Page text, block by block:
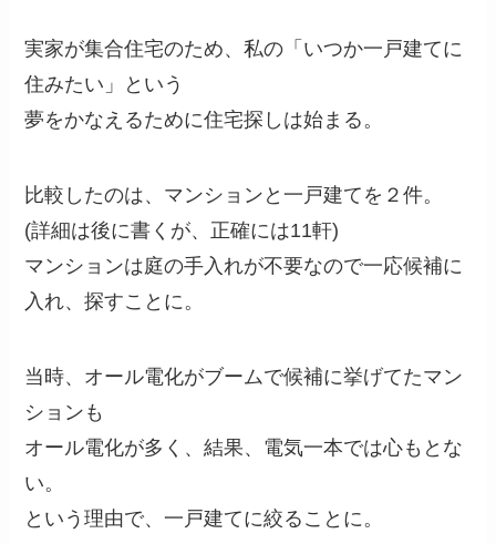
実家が集合住宅のため、私の「いつか一戸建てに
住みたい」という
夢をかなえるために住宅探しは始まる。
比較したのは、マンションと一戸建てを２件。
(詳細は後に書くが、正確には11軒)
マンションは庭の手入れが不要なので一応候補に
入れ、探すことに。
当時、オール電化がブームで候補に挙げてたマン
ションも
オール電化が多く、結果、電気一本では心もとな
い。
という理由で、一戸建てに絞ることに。